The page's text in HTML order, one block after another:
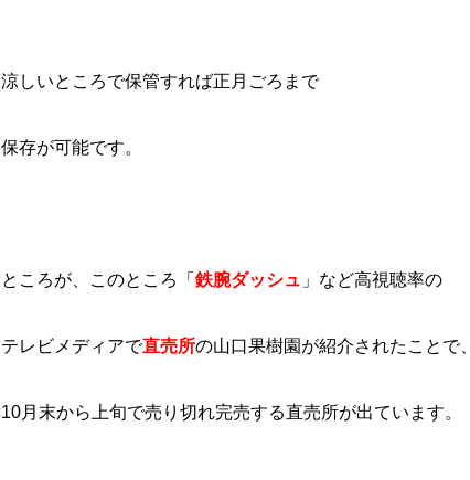
涼しいところで保管すれば正月ごろまで
保存が可能です。
ところが、このところ「 鉄腕ダッシュ 」など高視聴率の
テレビメディアで直売所の山口果樹園が紹介されたことで、
10月末から上旬で売り切れ完売する直売所が出ています。